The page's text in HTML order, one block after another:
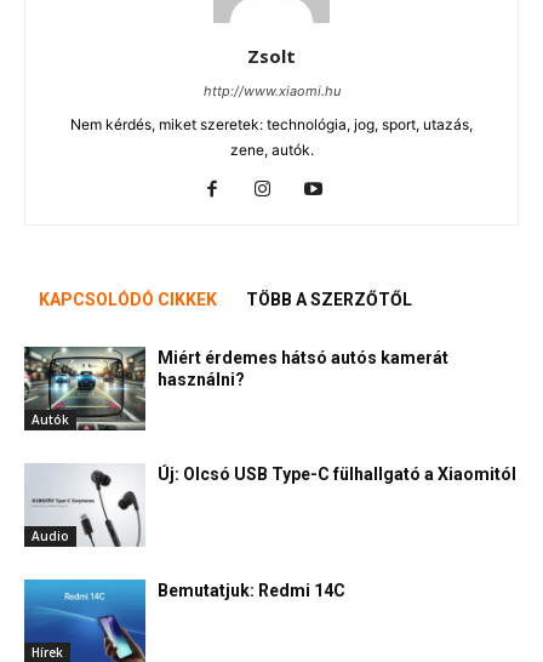
Zsolt
http://www.xiaomi.hu
Nem kérdés, miket szeretek: technológia, jog, sport, utazás,
zene, autók.
KAPCSOLÓDÓ CIKKEK TÖBB A SZERZŐTŐL
Autók
Miért érdemes hátsó autós kamerát
használni?
Audio
Új: Olcsó USB Type-C fülhallgató a Xiaomitól
Hírek
Bemutatjuk: Redmi 14C